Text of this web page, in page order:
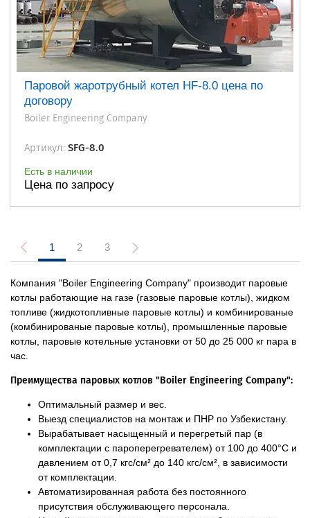
Паровой жаротрубный котел HF-8.0 цена по
договору
Boiler Engineering Company
Артикул: SFG-8.0
Есть в наличии
Цена по запросу
1 2 3
Компания "Boiler Engineering Company" производит паровые
котлы работающие на газе (газовые паровые котлы), жидком
топливе (жидкотопливные паровые котлы) и комбинированые
(комбинированые паровые котлы), промышленные паровые
котлы, паровые котельные установки от 50 до 25 000 кг пара в
час.
Преимущества паровых котлов "Boiler Engineering Company":
Оптимальный размер и вес.
Выезд специалистов на монтаж и ПНР по Узбекистану.
Вырабатывает насыщенный и перегретый пар (в
комплектации с пароперегревателем) от 100 до 400°C и
давлением от 0,7 кгс/см² до 140 кгс/см², в зависимости
от комплектации.
Автоматизированная работа без постоянного
присутствия обслуживающего персонала.